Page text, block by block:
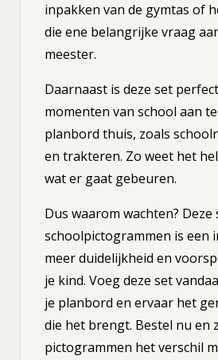
inpakken van de gymtas of
die ene belangrijke vraag
meester.
Daarnaast is deze set
momenten van school aan
planbord thuis, zoals
en trakteren. Zo weet het
wat er gaat gebeuren.
Dus waarom wachten? Deze
schoolpictogrammen is een
meer duidelijkheid en
je kind. Voeg deze set
je planbord en ervaar het
die het brengt. Bestel nu en
pictogrammen het verschil